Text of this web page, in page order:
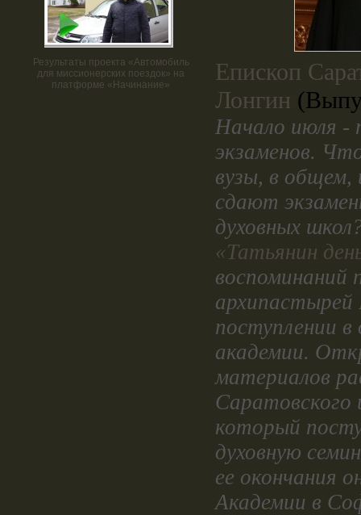
Результаты проекта «Автомобиль
для миссионерских поездок» на
платформе «Начинание»
Епископ
Лонгин
Начало июля -
экзаменов.
вузы, в общем,
сдают
духовных
«Татьянин
воспоминаний
архипастырей
поступлении в
академии.
материалов
Саратовского
который
духовную
ее окончания
Академии в